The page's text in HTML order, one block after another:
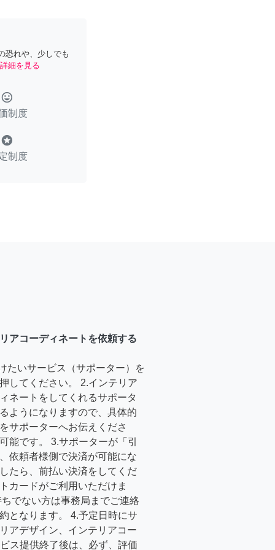
恐れや、少しでも
詳細を見る
tag_faces
制度
stars
制度
アコーディネートを依頼する
たいサービス（サポーター）を
してください。 2.インテリア
ネートをしてくれるサポータ
ようになりますので、具体的
サポーターへお伝えくださ
能です。 3.サポーターが「引
依頼者様側で決済が可能にな
たら、前払い決済をしてくだ
カードがご利用いただけま
でない方は事務局までご連絡
となります。 4.予定日時にサ
アデザイン、インテリアコー
ス提供終了後は、必ず、評価